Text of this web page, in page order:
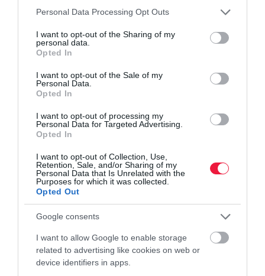
Please note that this website/app uses one or more Google
not limited to your visit or usage behaviour. You may click to
grant or deny consent to Google and its third-party tags to
use your data for below specified purposes in below Google
consent section.
Personal Data Processing Opt Outs
I want to opt-out of the Sharing of my
personal data.
Opted In
I want to opt-out of the Sale of my
Personal Data.
Opted In
I want to opt-out of processing my
Personal Data for Targeted Advertising.
Opted In
I want to opt-out of Collection, Use,
Retention, Sale, and/or Sharing of my
Personal Data that Is Unrelated with the
Purposes for which it was collected.
Opted Out
Google consents
I want to allow Google to enable storage
related to advertising like cookies on web or
device identifiers in apps.
Ennyibe kerül most albérletet kivenni
Ezekben a hetekben lázasan keresnek albérletet azok a
szeptembertől egyetemen tanuló fiatalok, akik nem kaptak
kollégiumi elhelyezést. Itt vannak az aktuális albérleti díjak.